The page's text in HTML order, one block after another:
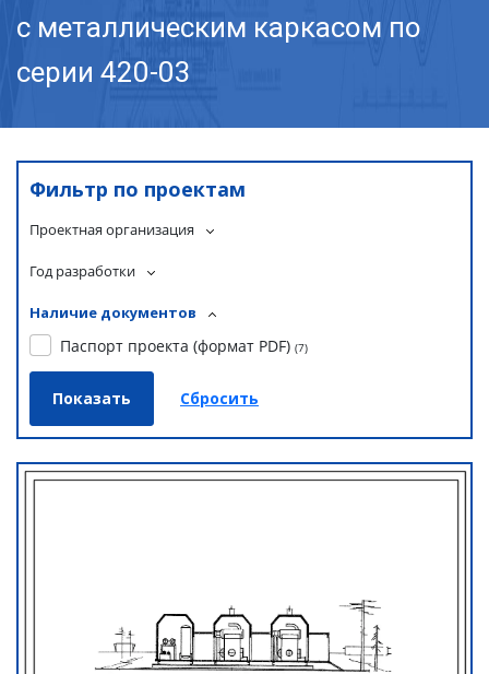
с металлическим каркасом по
серии 420-03
Фильтр по проектам
Проектная организация
Год разработки
Наличие документов
Паспорт проекта (формат PDF) (7)